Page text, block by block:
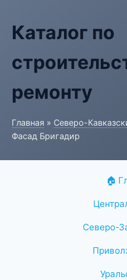
Каталог по
ремонту
Главная » Северо-
Фасад Бригадир
🏠
Северо-